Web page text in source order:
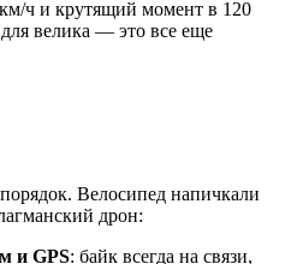
ч и крутящий момент в 120
велика — это все еще
Велосипед напичкали
дрон:
и GPS: байк всегда на связи,